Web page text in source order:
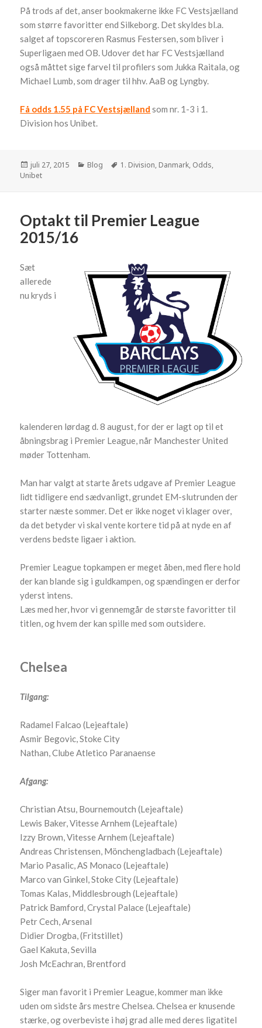
På trods af det, anser bookmakerne ikke FC Vestsjælland
som større favoritter end Silkeborg. Det skyldes bl.a.
salget af topscoreren Rasmus Festersen, som bliver i
Superligaen med OB. Udover det har FC Vestsjælland
også måttet sige farvel til profilers som Jukka Raitala, og
Michael Lumb, som drager til hhv. AaB og Lyngby.
Få odds 1.55 på FC Vestsjælland som nr. 1-3 i 1.
Division hos Unibet.
Udgivet
i
juli 27, 2015 Kategorier
Blog Tags
1. Division, Danmark, Odds,
Unibet
Optakt til Premier League
2015/16
Sæt
allerede
nu kryds i
kalenderen lørdag d. 8 august, for der er lagt op til et
åbningsbrag i Premier League, når Manchester United
møder Tottenham.
Man har valgt at starte årets udgave af Premier League
lidt tidligere end sædvanligt, grundet EM-slutrunden der
starter næste sommer. Det er ikke noget vi klager over,
da det betyder vi skal vente kortere tid på at nyde en af
verdens bedste ligaer i aktion.
Premier League topkampen er meget åben, med flere hold
der kan blande sig i guldkampen, og spændingen er derfor
yderst intens.
Læs med her, hvor vi gennemgår de største favoritter til
titlen, og hvem der kan spille med som outsidere.
Chelsea
Tilgang:
Radamel Falcao (Lejeaftale)
Asmir Begovic, Stoke City
Nathan, Clube Atletico Paranaense
Afgang:
Christian Atsu, Bournemoutch (Lejeaftale)
Lewis Baker, Vitesse Arnhem (Lejeaftale)
Izzy Brown, Vitesse Arnhem (Lejeaftale)
Andreas Christensen, Mönchengladbach (Lejeaftale)
Mario Pasalic, AS Monaco (Lejeaftale)
Marco van Ginkel, Stoke City (Lejeaftale)
Tomas Kalas, Middlesbrough (Lejeaftale)
Patrick Bamford, Crystal Palace (Lejeaftale)
Petr Cech, Arsenal
Didier Drogba, (Fritstillet)
Gael Kakuta, Sevilla
Josh McEachran, Brentford
Siger man favorit i Premier League, kommer man ikke
uden om sidste års mestre Chelsea. Chelsea er knusende
stærke, og overbeviste i høj grad alle med deres ligatitel